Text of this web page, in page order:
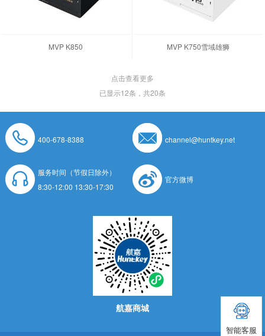
MVP K850 MVP K750雪域雄狮
点击查看更多
已显示12条，共20条
400-678-8388 channel@huntkey.net
服务时间（节假日除外）
8:30-12:00 13:30-17:30
官方微博
航嘉商城
智能客服